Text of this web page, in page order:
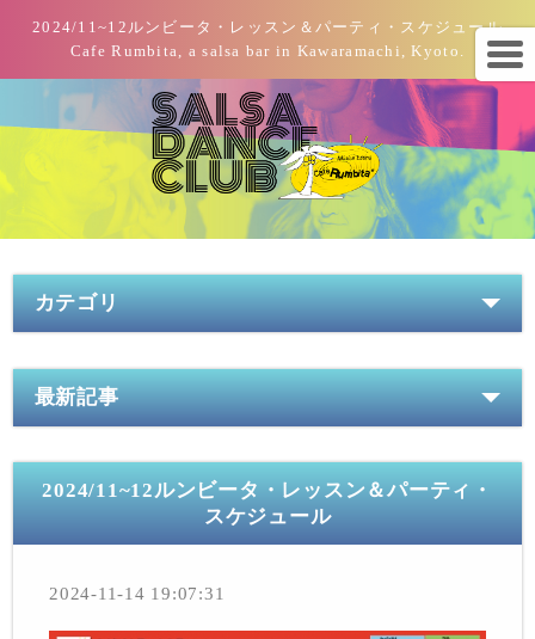
2024/11~12ルンビータ・レッスン＆パーティ・スケジュール
Cafe Rumbita, a salsa bar in Kawaramachi, Kyoto.
カテゴリ
最新記事
2024/11~12ルンビータ・レッスン＆パーティ・
スケジュール
2024-11-14 19:07:31